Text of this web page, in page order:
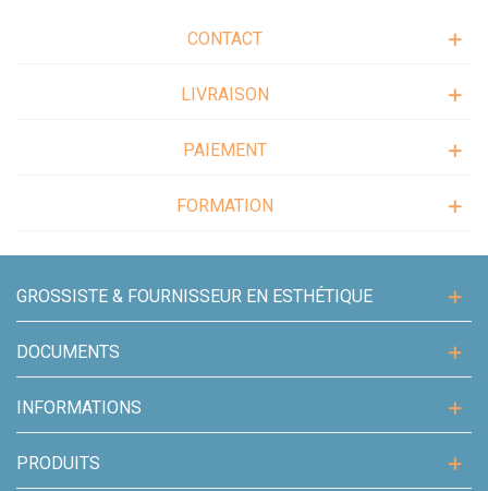
Nos serviettes jetables sont douces et absorbantes pour offrir un
votre entreprise.
supérieure, ainsi que des produits complémentaires tels que des draps
environnement propre et hygiénique.
CONTACT
LIVRAISON
PAIEMENT
FORMATION
GROSSISTE & FOURNISSEUR EN ESTHÉTIQUE
DOCUMENTS
INFORMATIONS
PRODUITS